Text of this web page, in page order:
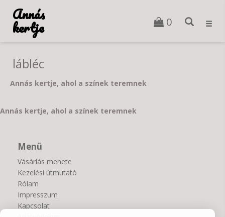
Annás
kertje 0
lábléc
Annás kertje, ahol a színek teremnek
Annás kertje, ahol a színek teremnek
Menü
Vásárlás menete
Kezelési útmutató
Rólam
Impresszum
Kapcsolat